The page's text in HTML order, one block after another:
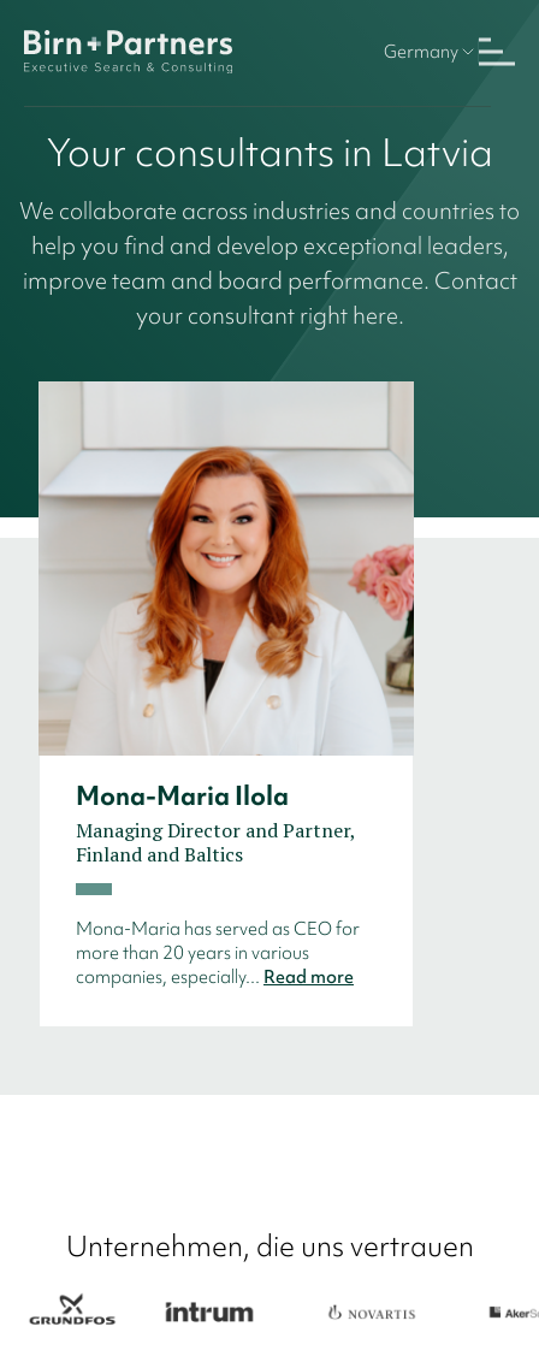
Germany
Your consultants in Latvia
We collaborate across industries and countries to
help you find and develop exceptional leaders,
improve team and board performance. Contact
your consultant right here.
Mona-Maria Ilola
Managing Director and Partner,
Finland and Baltics
Mona-Maria has served as CEO for
more than 20 years in various
companies, especially... Read more
Unternehmen, die uns vertrauen